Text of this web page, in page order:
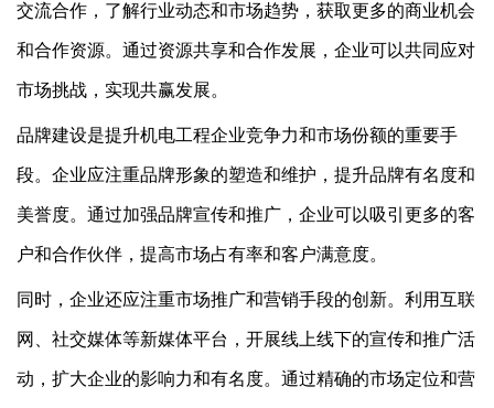
交流合作，了解行业动态和市场趋势，获取更多的商业机会
和合作资源。通过资源共享和合作发展，企业可以共同应对
市场挑战，实现共赢发展。
品牌建设是提升机电工程企业竞争力和市场份额的重要手
段。企业应注重品牌形象的塑造和维护，提升品牌有名度和
美誉度。通过加强品牌宣传和推广，企业可以吸引更多的客
户和合作伙伴，提高市场占有率和客户满意度。
同时，企业还应注重市场推广和营销手段的创新。利用互联
网、社交媒体等新媒体平台，开展线上线下的宣传和推广活
动，扩大企业的影响力和有名度。通过精确的市场定位和营